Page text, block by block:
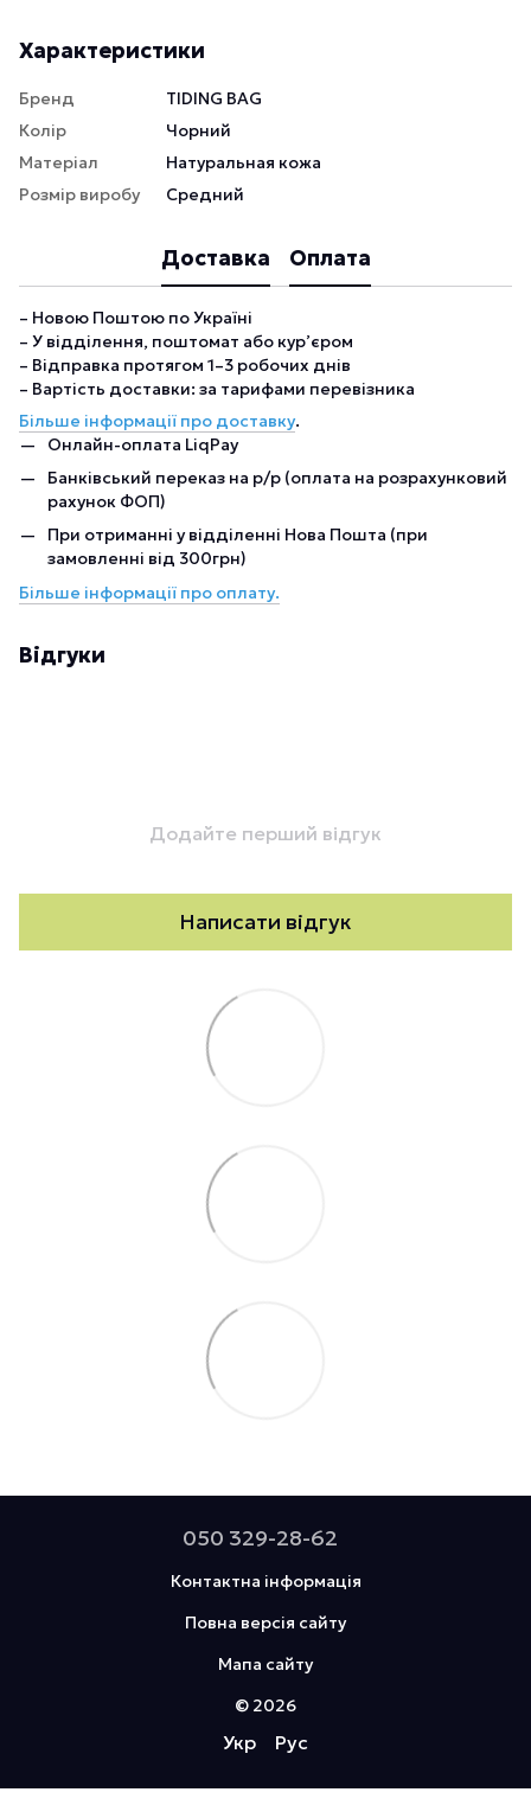
Характеристики
Бренд
TIDING BAG
Колір
Чорний
Матеріал
Натуральная кожа
Розмір виробу
Средний
Доставка Оплата
– Новою Поштою по Україні
– У відділення, поштомат або кур’єром
– Відправка протягом 1–3 робочих днів
– Вартість доставки: за тарифами перевізника
Більше інформації про доставку.
Онлайн-оплата LiqPay
Банківський переказ на р/р (оплата на розрахунковий
рахунок ФОП)
При отриманні у відділенні Нова Пошта (при
замовленні від 300грн)
Більше інформації про оплату.
Відгуки
Додайте перший відгук
Написати відгук
050 329-28-62
Контактна інформація
Повна версія сайту
Мапа сайту
© 2026
Укр Рус